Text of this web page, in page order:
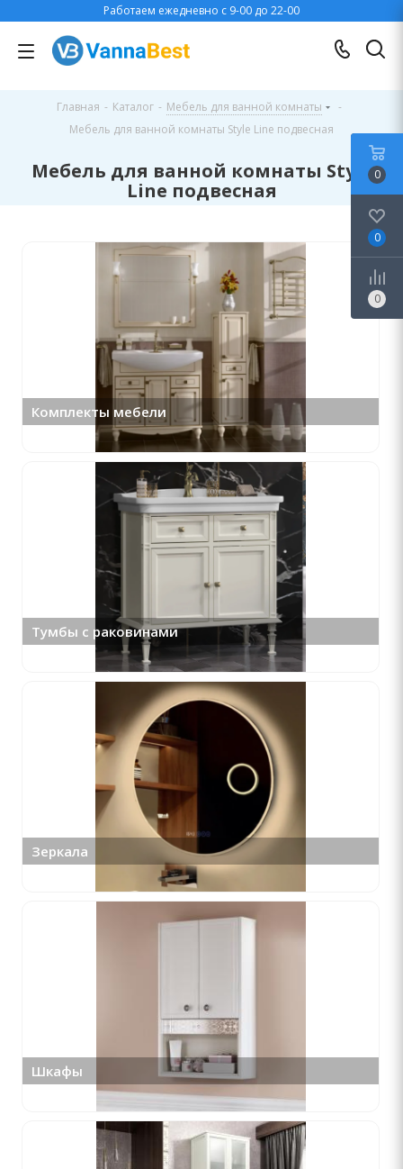
Работаем ежедневно с 9-00 до 22-00
Главная - Каталог - Мебель для ванной комнаты
-
Мебель для ванной комнаты Style Line подвесная
Мебель для ванной комнаты Style
Line подвесная
Комплекты мебели
Тумбы с раковинами
Зеркала
Шкафы
0
0
0